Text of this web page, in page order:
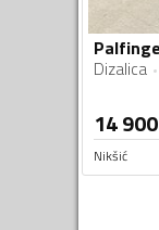
Dizalica
14 900
Nikšić